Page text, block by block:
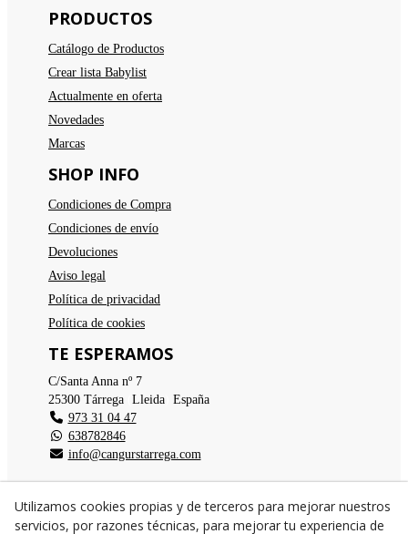
PRODUCTOS
Catálogo de Productos
Crear lista Babylist
Actualmente en oferta
Novedades
Marcas
SHOP INFO
Condiciones de Compra
Condiciones de envío
Devoluciones
Aviso legal
Política de privacidad
Política de cookies
TE ESPERAMOS
C/Santa Anna nº 7
25300 Tárrega Lleida España
973 31 04 47
638782846
info@cangurstarrega.com
Utilizamos cookies propias y de terceros para mejorar nuestros
servicios, por razones técnicas, para mejorar tu experiencia de